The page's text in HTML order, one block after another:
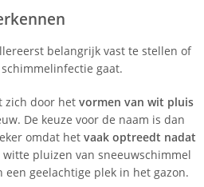
belangrijk vast te stellen of
gaat.
zich door het vormen van wit pluis
De keuze voor de naam is dan
omdat het vaak optreedt nadat
witte pluizen van sneeuwschimmel
geelachtige plek in het gazon.